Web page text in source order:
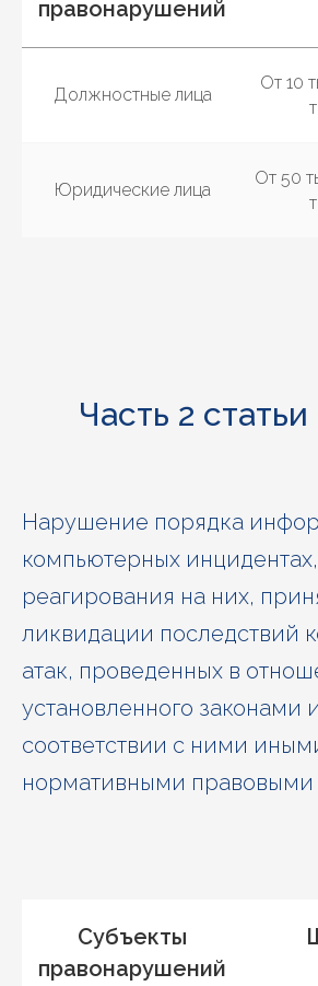
правонарушений
Должностные лица
От 10
Юридические лица
От 50
Часть 2 статьи
Нарушение порядка
компьютерных инцидентах,
реагирования на них,
ликвидации последствий
атак, проведенных в
установленного законами
соответствии с ними
нормативными правовыми
Субъекты
правонарушений